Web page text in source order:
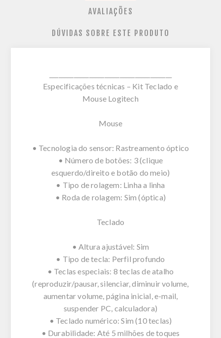
AVALIAÇÕES
DÚVIDAS SOBRE ESTE PRODUTO
Especificações técnicas – Kit Teclado e
Mouse Logitech
Mouse
• Tecnologia do sensor: Rastreamento óptico
• Número de botões: 3 (clique
esquerdo/direito e botão do meio)
• Tipo de rolagem: Linha a linha
• Roda de rolagem: Sim (óptica)
Teclado
• Altura ajustável: Sim
• Tipo de tecla: Perfil profundo
• Teclas especiais: 8 teclas de atalho
(reproduzir/pausar, silenciar, diminuir volume,
aumentar volume, página inicial, e-mail,
suspender PC, calculadora)
• Teclado numérico: Sim (10 teclas)
• Durabilidade: Até 5 milhões de toques